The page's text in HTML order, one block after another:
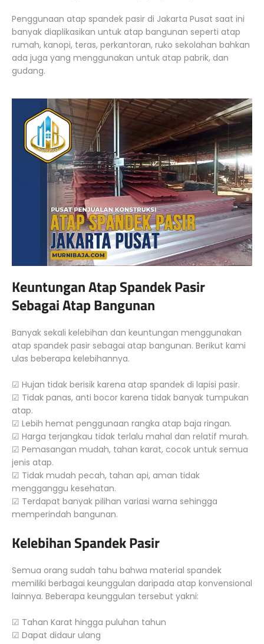
Penggunaan atap spandek pasir di Jakarta Pusat saat ini
banyak diaplikasikan untuk atap bangunan seperti atap
rumah, kanopi, teras, perkantoran, ruko sekolahan bahkan
ada juga yang menggunakan untuk atap pabrik, dan
gudang.
Keuntungan Atap Spandek Pasir
Sebagai Atap Bangunan
Banyak sekali kelebihan dan keuntungan menggunakan
atap spandek pasir sebagai atap bangunan. Berikut kami
ulas beberapa kelebihannya.
☑ Hujan tidak berisik karena atap spandek di lapisi pasir.
☑ Tidak panas, anti bocor karena tidak banyak tumpukan
atap.
☑ Lebih hemat penggunaan rangka atap baja ringan.
☑ Harga terjangkau tidak terlalu mahal dan relatif murah.
☑ Pemasangan mudah, tahan karat, cocok untuk semua
jenis atap.
☑ Tidak mudah pecah, tahan api, aman tidak
mengganggu kesehatan.
☑ Terdapat banyak pilihan variasi warna sehingga
memperindah bangunan.
Kelebihan Spandek Pasir
Semua orang sudah tahu bahwa material spandek
memiliki berbagai keunggulan daripada atap konvensional
lainnya. Beberapa keunggulan tersebut yakni:
☑ Tahan Karat hingga puluhan tahun
☑ Dapat didaur ulang